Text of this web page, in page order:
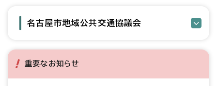
名古屋市地域公共交通協議会
重要なお知らせ